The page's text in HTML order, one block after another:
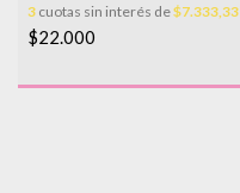
3 cuotas sin interés de$7.333,33
$22.000